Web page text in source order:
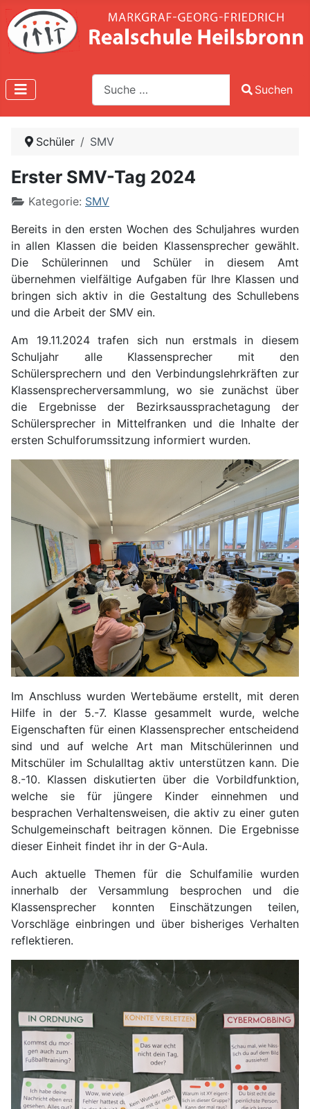
Suche
Type 2 or more characters for results.
Suchen
Schüler SMV
Erster SMV-Tag 2024
Kategorie: SMV
Bereits in den ersten Wochen des Schuljahres wurden
in allen Klassen die beiden Klassensprecher gewählt.
Die Schülerinnen und Schüler in diesem Amt
übernehmen vielfältige Aufgaben für Ihre Klassen und
bringen sich aktiv in die Gestaltung des Schullebens
und die Arbeit der SMV ein.
Am 19.11.2024 trafen sich nun erstmals in diesem
Schuljahr alle Klassensprecher mit den
Schülersprechern und den Verbindungslehrkräften zur
Klassensprecherversammlung, wo sie zunächst über
die Ergebnisse der Bezirksaussprachetagung der
Schülersprecher in Mittelfranken und die Inhalte der
ersten Schulforumssitzung informiert wurden.
Im Anschluss wurden Wertebäume erstellt, mit deren
Hilfe in der 5.-7. Klasse gesammelt wurde, welche
Eigenschaften für einen Klassensprecher entscheidend
sind und auf welche Art man Mitschülerinnen und
Mitschüler im Schulalltag aktiv unterstützen kann. Die
8.-10. Klassen diskutierten über die Vorbildfunktion,
welche sie für jüngere Kinder einnehmen und
besprachen Verhaltensweisen, die aktiv zu einer guten
Schulgemeinschaft beitragen können. Die Ergebnisse
dieser Einheit findet ihr in der G-Aula.
Auch aktuelle Themen für die Schulfamilie wurden
innerhalb der Versammlung besprochen und die
Klassensprecher konnten Einschätzungen teilen,
Vorschläge einbringen und über bisheriges Verhalten
reflektieren.